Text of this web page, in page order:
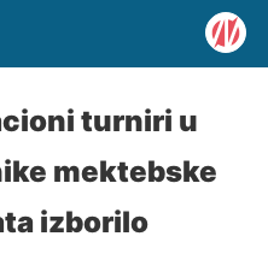
turniri u
mektebske
izborilo